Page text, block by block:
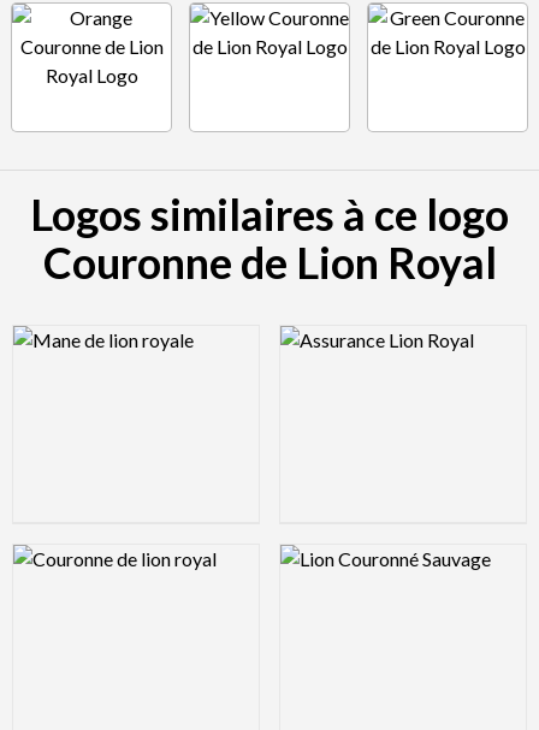
Logos similaires à ce logo
Couronne de Lion Royal
Logo Preview Image Logo Preview Image
Logo Preview Image Logo Preview Image